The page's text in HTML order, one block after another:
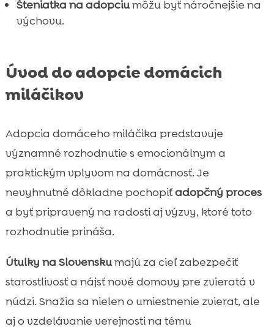
Šteniatka na adopciumôžu byť náročnejšie na
výchovu.
Úvod do adopcie domácich
miláčikov
Adopcia domáceho miláčika predstavuje
významné rozhodnutie s emocionálnym a
praktickým vplyvom na domácnosť. Je
nevyhnutné dôkladne pochopiťadopčný proces
a byť pripravený na radosti aj výzvy, ktoré toto
rozhodnutie prináša.
Útulky na Slovenskumajú za cieľ zabezpečiť
starostlivosť a nájsť nové domovy pre zvieratá v
núdzi. Snažia sa nielen o umiestnenie zvierat, ale
aj o vzdelávanie verejnosti na tému